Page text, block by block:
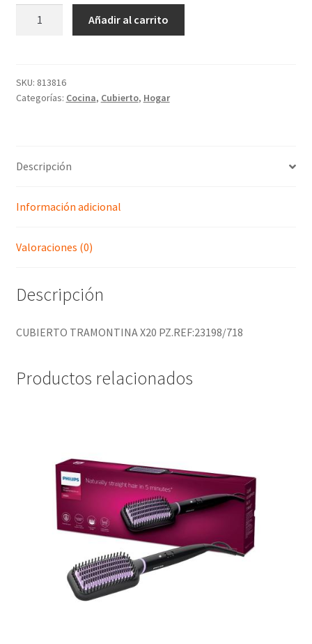
Añadir al carrito
SKU: 813816
Categorías: Cocina, Cubierto, Hogar
Descripción
Información adicional
Valoraciones (0)
Descripción
CUBIERTO TRAMONTINA X20 PZ.REF:23198/718
Productos relacionados